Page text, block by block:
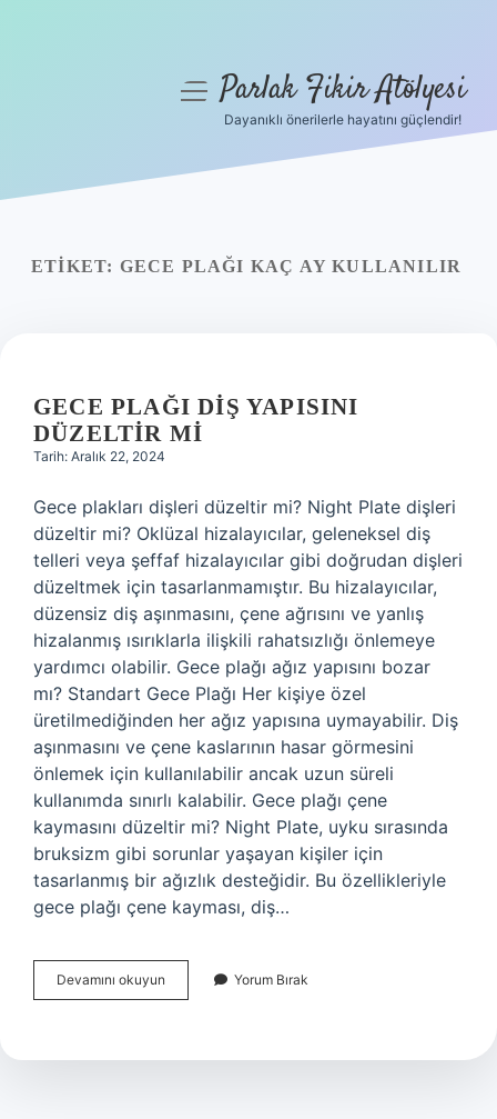
Yasal Uyarı
menüyüParlak Fikir Atölyesi
Dayanıklı önerilerle hayatını güçlendir!
ETIKET: GECE PLAĞI KAÇ AY KULLANILIR
GECE PLAĞI DIŞ YAPISINI
DÜZELTIR MI
Tarih: Aralık 22, 2024
Gece plakları dişleri düzeltir mi? Night Plate dişleri
düzeltir mi? Oklüzal hizalayıcılar, geleneksel diş
telleri veya şeffaf hizalayıcılar gibi doğrudan dişleri
düzeltmek için tasarlanmamıştır. Bu hizalayıcılar,
düzensiz diş aşınmasını, çene ağrısını ve yanlış
hizalanmış ısırıklarla ilişkili rahatsızlığı önlemeye
yardımcı olabilir. Gece plağı ağız yapısını bozar
mı? Standart Gece Plağı Her kişiye özel
üretilmediğinden her ağız yapısına uymayabilir. Diş
aşınmasını ve çene kaslarının hasar görmesini
önlemek için kullanılabilir ancak uzun süreli
kullanımda sınırlı kalabilir. Gece plağı çene
kaymasını düzeltir mi? Night Plate, uyku sırasında
bruksizm gibi sorunlar yaşayan kişiler için
tasarlanmış bir ağızlık desteğidir. Bu özellikleriyle
gece plağı çene kayması, diş…
Devamını okuyun
Plağı
Düzeltir
Yorum Bırak